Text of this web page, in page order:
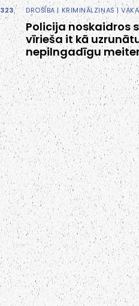
323 DROŠĪBA| KRIMINĀLZIŅAS|
Policija noskaidros
vīrieša it kā
nepilngadīgu